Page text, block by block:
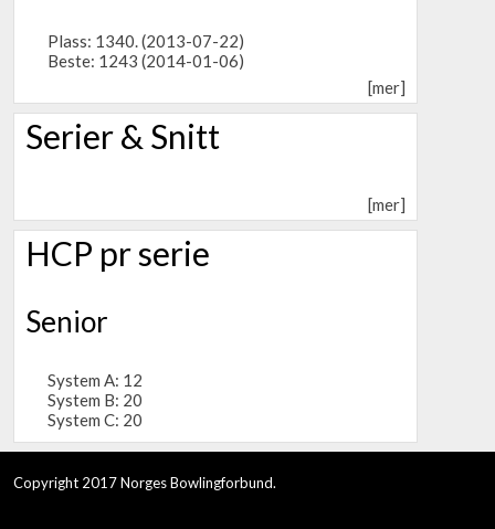
Plass: 1340. (2013-07-22)
Beste: 1243 (2014-01-06)
[mer]
Serier & Snitt
[mer]
HCP pr serie
Senior
System A: 12
System B: 20
System C: 20
Copyright 2017 Norges Bowlingforbund.